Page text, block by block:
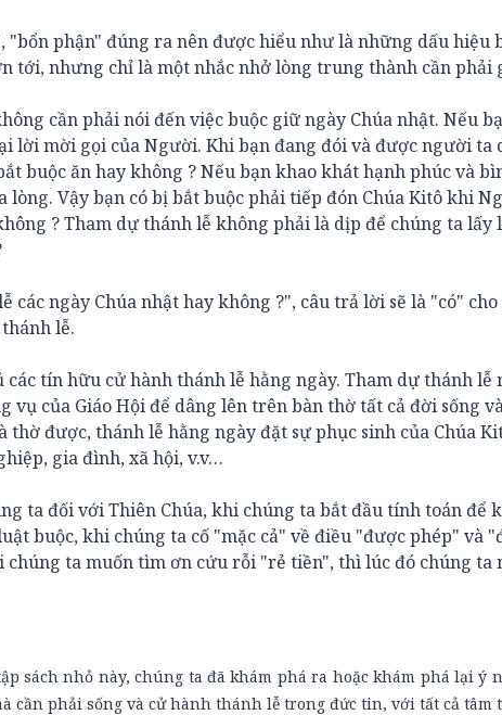
phận" đúng ra nên được hiểu như là những dấu hiệu
tới, nhưng chỉ là một nhắc nhở lòng trung thành cần phải
cần phải nói đến việc buộc giữ ngày Chúa nhật. Nếu
lời mời gọi của Người. Khi bạn đang đói và được người ta
buộc ăn hay không ? Nếu bạn khao khát hạnh phúc và
lòng. Vậy bạn có bị bắt buộc phải tiếp đón Chúa Kitô khi
? Tham dự thánh lễ không phải là dịp để chúng ta lấy
các ngày Chúa nhật hay không ?", câu trả lời sẽ là "có"
lễ.
các tín hữu cử hành thánh lễ hằng ngày. Tham dự thánh
vụ của Giáo Hội để dâng lên trên bàn thờ tất cả đời sống
thờ được, thánh lễ hằng ngày đặt sự phục sinh của Chúa
gia đình, xã hội, v.v…
ta đối với Thiên Chúa, khi chúng ta bắt đầu tính toán để
buộc, khi chúng ta cố "mặc cả" về điều "được phép" và
ta muốn tìm ơn cứu rỗi "rẻ tiền", thì lúc đó chúng ta
sách nhỏ này, chúng ta đã khám phá ra hoặc khám phá lại ý
cần phải sống và cử hành thánh lễ trong đức tin, với tất cả tâm